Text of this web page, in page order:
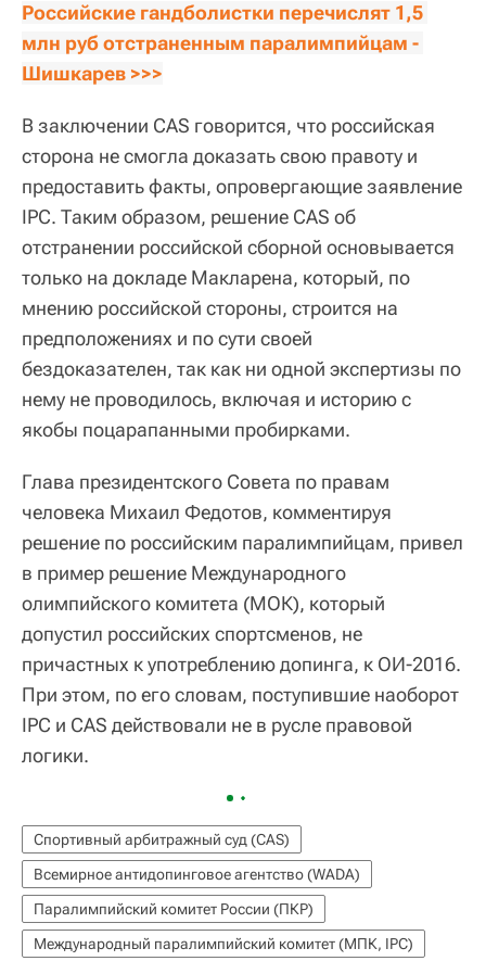
Российские гандболистки перечислят 1,5
млн руб отстраненным паралимпийцам -
Шишкарев >>>
В заключении CAS говорится, что российская
сторона не смогла доказать свою правоту и
предоставить факты, опровергающие заявление
IPC. Таким образом, решение CAS об
отстранении российской сборной основывается
только на докладе Макларена, который, по
мнению российской стороны, строится на
предположениях и по сути своей
бездоказателен, так как ни одной экспертизы по
нему не проводилось, включая и историю с
якобы поцарапанными пробирками.
Глава президентского Совета по правам
человека Михаил Федотов, комментируя
решение по российским паралимпийцам, привел
в пример решение Международного
олимпийского комитета (МОК), который
допустил российских спортсменов, не
причастных к употреблению допинга, к ОИ-2016.
При этом, по его словам, поступившие наоборот
IPC и CAS действовали не в русле правовой
логики.
Спортивный арбитражный суд (CAS)
Всемирное антидопинговое агентство (WADA)
Паралимпийский комитет России (ПКР)
Международный паралимпийский комитет (МПК, IPC)